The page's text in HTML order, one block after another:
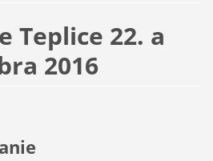
Teplice 22. a
2016